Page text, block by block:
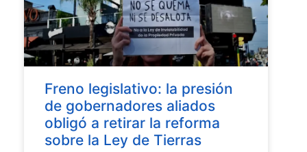
Freno legislativo: la presión
de gobernadores aliados
obligó a retirar la reforma
sobre la Ley de Tierras